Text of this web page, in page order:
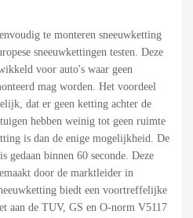
te monteren sneeuwketting
sneeuwkettingen testen. Deze
voor auto's waar geen
mag worden. Het voordeel
dat er geen ketting achter de
hebben weinig tot geen ruimte
is dan de enige mogelijkheid. De
gedaan binnen 60 seconde. Deze
door de marktleider in
biedt een voortreffelijke
aan de TUV, GS en O-norm V5117